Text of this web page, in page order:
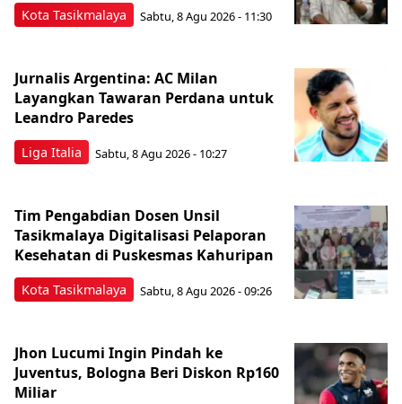
Kota Tasikmalaya Sabtu, 8 Agu 2026 - 11:30
Liga Italia
Jurnalis Argentina: AC Milan
Layangkan Tawaran Perdana untuk
Leandro Paredes
Sabtu, 8 Agu 2026 - 10:27
Kota Tasikmalaya
Tim Pengabdian Dosen Unsil
Tasikmalaya Digitalisasi Pelaporan
Kesehatan di Puskesmas Kahuripan
Sabtu, 8 Agu 2026 - 09:26
Jhon Lucumi Ingin Pindah ke
Juventus, Bologna Beri Diskon Rp160
Miliar